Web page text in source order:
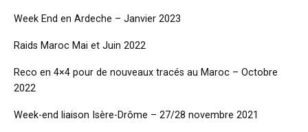
Week End en Ardeche – Janvier 2023
Raids Maroc Mai et Juin 2022
Reco en 4×4 pour de nouveaux tracés au Maroc – Octobre
2022
Week-end liaison Isère-Drôme – 27/28 novembre 2021